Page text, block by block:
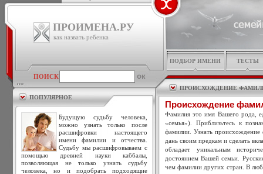
ПРОИМЕНА.РУ
как назвать ребенка
ПОИСК
ПОПУЛЯРНОЕ
Будущую судьбу человека,
можно узнать только после
расшифровки настоящего
имени фамилии и отчества.
Судьбу мы расшифровываем с
помощью древней науки каббалы,
позволяющая не только узнать судьбу
человека, но и подобрать подходящие
ПОДБОР ИМЕНИ ТЕСТЫ
ПРОИСХОЖДЕНИЕ
Происхождение
Фамилия это имя Вашего рода,
«семья»). Приблизьтесь к
фамилии. Узнать
дань своим предкам и сделать
обладает уникальным
достоянием Вашей семьи.
чем фамилии других стран. В